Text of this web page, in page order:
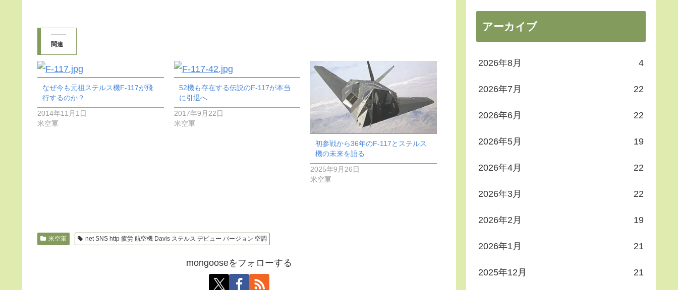
関連
なぜ今も元祖ステルス機F-117が飛
行するのか？
2014年11月1日
米空軍
52機も存在する伝説のF-117が本当
に引退へ
2017年9月22日
米空軍
初参戦から36年のF-117とステルス
機の未来を語る
2025年9月26日
米空軍
米空軍 net SNS http 疲労 航空機 Davis ステルス デビュー バージョン 空調
mongooseをフォローする
アーカイブ
2026年8月 4
2026年7月 22
2026年6月 22
2026年5月 19
2026年4月 22
2026年3月 22
2026年2月 19
2026年1月 21
2025年12月 21